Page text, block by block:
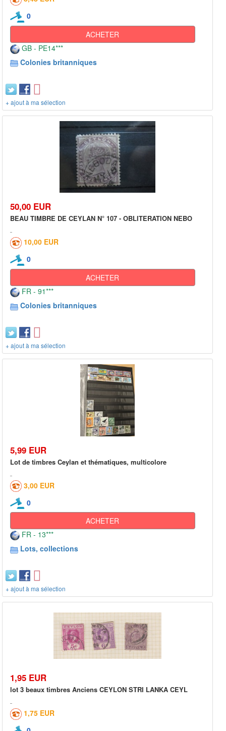
0
ACHETER
GB - PE14***
Colonies britanniques
+ ajout à ma sélection
50,00 EUR
BEAU TIMBRE DE CEYLAN N° 107 - OBLITERATION NEBO
10,00 EUR
0
ACHETER
FR - 91***
Colonies britanniques
+ ajout à ma sélection
5,99 EUR
Lot de timbres Ceylan et thématiques, multicolore
3,00 EUR
0
ACHETER
FR - 13***
Lots, collections
+ ajout à ma sélection
1,95 EUR
lot 3 beaux timbres Anciens CEYLON STRI LANKA CEYL
1,75 EUR